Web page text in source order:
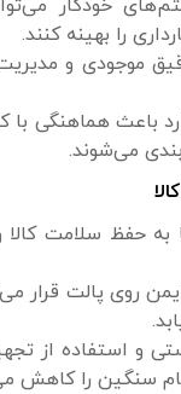
خودکار
را بهینه کنند.
موجودی و
باعث هماهنگی با
می‌شوند.
به حفظ سلامت
روی پالت قرار
و استفاده از
سنگین را کاهش